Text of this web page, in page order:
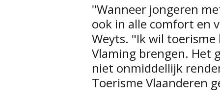
"Wanneer jongeren
ook in alle comfort en
Weyts. "Ik wil
Vlaming brengen. Het
niet onmiddellijk
Toerisme Vlaanderen